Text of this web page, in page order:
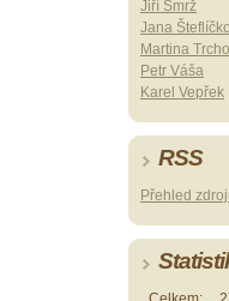
Jiří Smrž
Jana
Martina
Petr Váša
Karel Vepřek
RSS
Přehled